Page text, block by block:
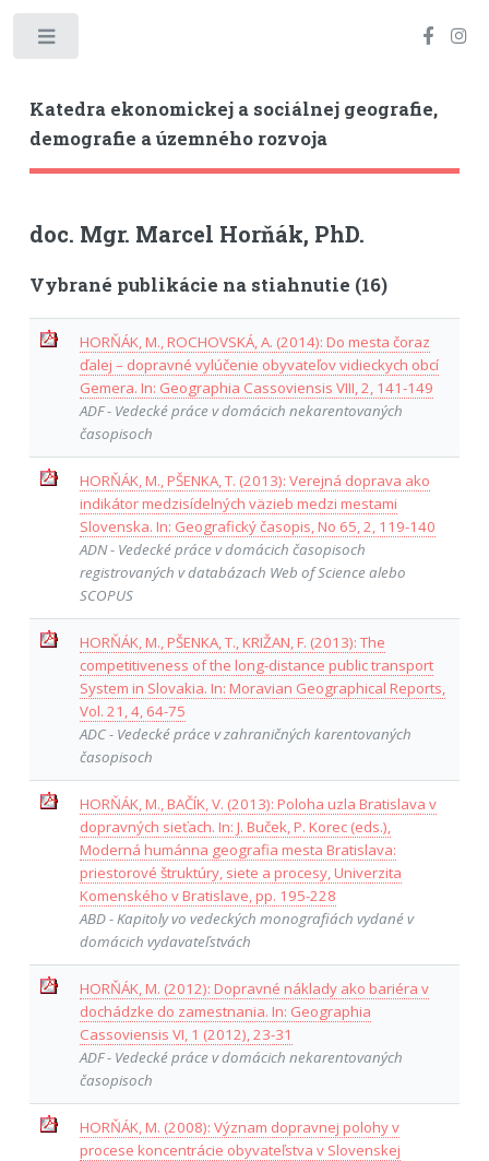
Katedra ekonomickej a sociálnej geografie,
demografie a územného rozvoja
doc. Mgr. Marcel Horňák, PhD.
Vybrané publikácie na stiahnutie (16)
HORŇÁK, M., ROCHOVSKÁ, A. (2014): Do mesta čoraz
ďalej – dopravné vylúčenie obyvateľov vidieckych obcí
Gemera. In: Geographia Cassoviensis VIII, 2, 141-149
ADF - Vedecké práce v domácich nekarentovaných
časopisoch
HORŇÁK, M., PŠENKA, T. (2013): Verejná doprava ako
indikátor medzisídelných väzieb medzi mestami
Slovenska. In: Geografický časopis, No 65, 2, 119-140
ADN - Vedecké práce v domácich časopisoch
registrovaných v databázach Web of Science alebo
SCOPUS
HORŇÁK, M., PŠENKA, T., KRIŽAN, F. (2013): The
competitiveness of the long-distance public transport
System in Slovakia. In: Moravian Geographical Reports,
Vol. 21, 4, 64-75
ADC - Vedecké práce v zahraničných karentovaných
časopisoch
HORŇÁK, M., BAČÍK, V. (2013): Poloha uzla Bratislava v
dopravných sieťach. In: J. Buček, P. Korec (eds.),
Moderná humánna geografia mesta Bratislava:
priestorové štruktúry, siete a procesy, Univerzita
Komenského v Bratislave, pp. 195-228
ABD - Kapitoly vo vedeckých monografiách vydané v
domácich vydavateľstvách
HORŇÁK, M. (2012): Dopravné náklady ako bariéra v
dochádzke do zamestnania. In: Geographia
Cassoviensis VI, 1 (2012), 23-31
ADF - Vedecké práce v domácich nekarentovaných
časopisoch
HORŇÁK, M. (2008): Význam dopravnej polohy v
procese koncentrácie obyvateľstva v Slovenskej